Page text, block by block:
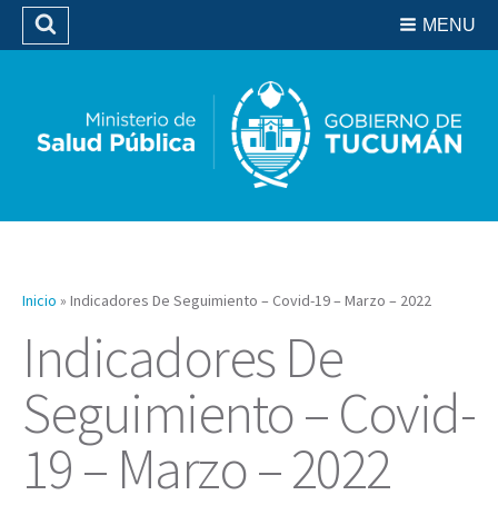
Biblioteca
MENU
Buscar
Inicio » Indicadores De Seguimiento – Covid-19 – Marzo – 2022
Indicadores De
Seguimiento – Covid-
19 – Marzo – 2022